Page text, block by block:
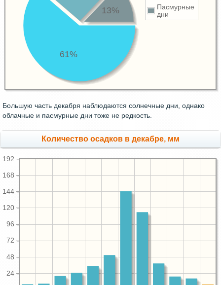
Пасмурные
дни
61%
13%
Большую часть декабря наблюдаются солнечные дни, однако
облачные и пасмурные дни тоже не редкость.
Количество осадков в декабре, мм
24
48
72
96
120
144
168
192